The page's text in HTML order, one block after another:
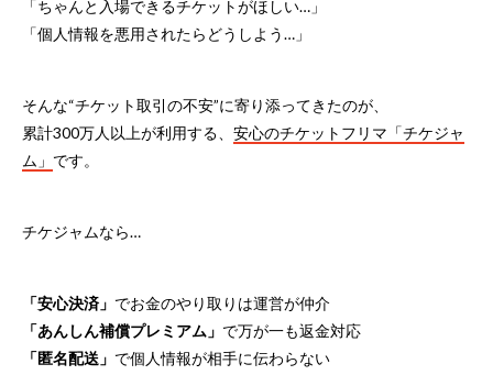
「ちゃんと入場できるチケットがほしい…」
「個人情報を悪用されたらどうしよう…」
そんな“チケット取引の不安”に寄り添ってきたのが、
累計300万人以上が利用する、 安心のチケットフリマ「チケジャ
ム」 です。
チケジャムなら…
「安心決済」 でお金のやり取りは運営が仲介
「あんしん補償プレミアム」 で万が一も返金対応
「匿名配送」 で個人情報が相手に伝わらない